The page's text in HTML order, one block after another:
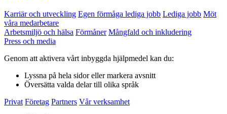
Karriär och utveckling Egen förmåga lediga jobb Lediga jobb Möt
våra medarbetare
Arbetsmiljö och hälsa Förmåner Mångfald och inkludering
Press och media
Genom att aktivera vårt inbyggda hjälpmedel kan du:
Lyssna på hela sidor eller markera avsnitt
Översätta valda delar till olika språk
Privat Företag Partners Vår verksamhet